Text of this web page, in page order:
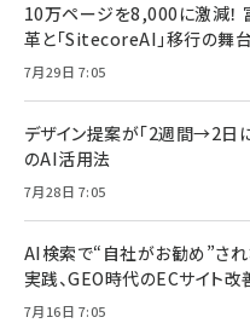
10万ページを8,000に激減！
革と「SitecoreAI」移行の舞
7月29日 7:05
デザイン提案が「2週間→2日
のAI活用法
7月28日 7:05
AI検索で“自社がお勧め”さ
実践、GEO時代のECサイト改
7月16日 7:05